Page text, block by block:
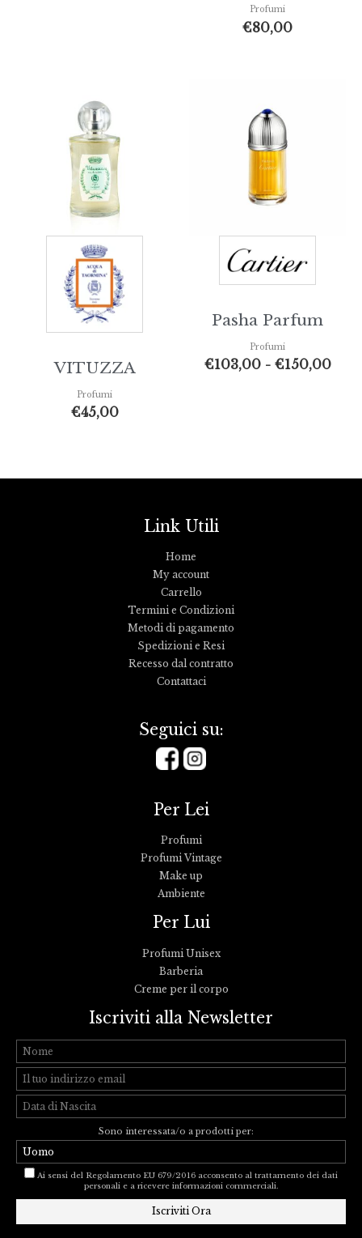
Profumi
€80,00
VITUZZA
Profumi
€45,00
Pasha Parfum
Profumi
€103,00 - €150,00
Link Utili
Home
My account
Carrello
Termini e Condizioni
Metodi di pagamento
Spedizioni e Resi
Recesso dal contratto
Contattaci
Seguici su:
Per Lei
Profumi
Profumi Vintage
Make up
Ambiente
Per Lui
Profumi Unisex
Barberia
Creme per il corpo
Iscriviti alla Newsletter
Sono interessata/o a prodotti per:
Ai sensi del Regolamento EU 679/2016 acconsento al trattamento dei dati
personali e a ricevere informazioni commerciali.